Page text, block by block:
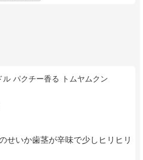
ル パクチー香る トムヤムクン
せいか歯茎が辛味で少しヒリヒリ